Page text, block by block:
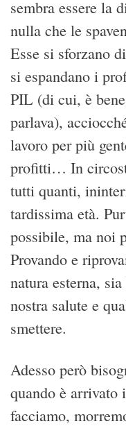
sembra essere la
nulla che le
Esse si sforzano
si espandano i
PIL (di cui, è
parlava),
lavoro per più
profitti… In
tutti quanti,
tardissima età.
possibile, ma noi
Provando e
natura esterna,
nostra salute e
smettere.
Adesso però
quando è arrivato
facciamo,